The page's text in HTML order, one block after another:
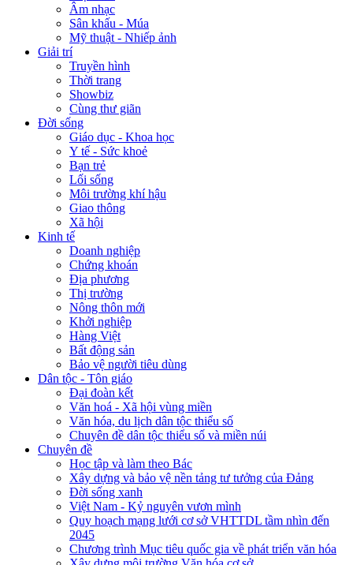
Âm nhạc
Sân khấu - Múa
Mỹ thuật - Nhiếp ảnh
Giải trí
Truyền hình
Thời trang
Showbiz
Cùng thư giãn
Đời sống
Giáo dục - Khoa học
Y tế - Sức khoẻ
Bạn trẻ
Lối sống
Môi trường khí hậu
Giao thông
Xã hội
Kinh tế
Doanh nghiệp
Chứng khoán
Địa phương
Thị trường
Nông thôn mới
Khởi nghiệp
Hàng Việt
Bất động sản
Bảo vệ người tiêu dùng
Dân tộc - Tôn giáo
Đại đoàn kết
Văn hoá - Xã hội vùng miền
Văn hóa, du lịch dân tộc thiểu số
Chuyên đề dân tộc thiểu số và miền núi
Chuyên đề
Học tập và làm theo Bác
Xây dựng và bảo vệ nền tảng tư tưởng của Đảng
Đời sống xanh
Việt Nam - Kỷ nguyên vươn mình
Quy hoạch mạng lưới cơ sở VHTTDL tầm nhìn đến
2045
Chương trình Mục tiêu quốc gia về phát triển văn hóa